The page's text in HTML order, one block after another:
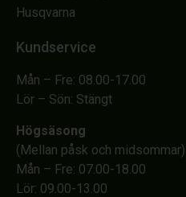
Husqvarna
Kundservice
Mån – Fre: 08.00-17.00
Lör – Sön: Stängt
Högsäsong
(Mellan påsk och midsommar)
Mån – Fre: 07.00-18.00
Lör: 09.00-13.00